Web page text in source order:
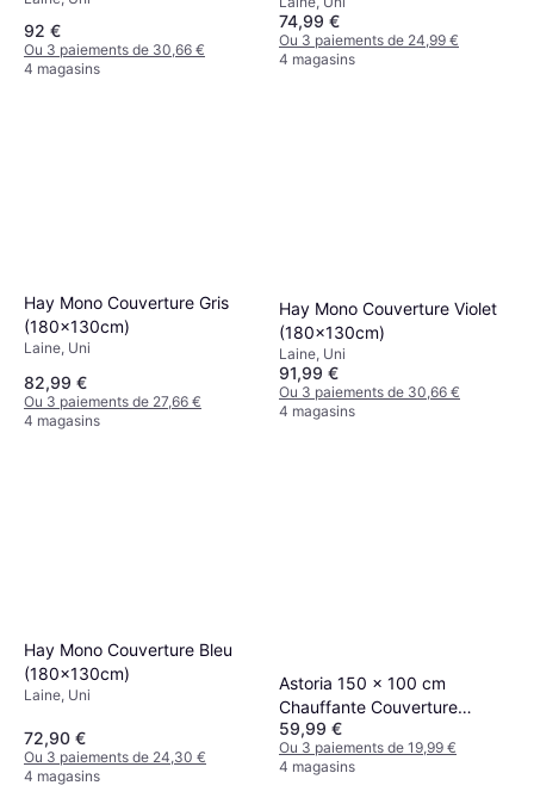
92 €
Ou 3 paiements de 30,66 €
4 magasins
74,99 €
Ou 3 paiements de 24,99 €
4 magasins
Hay Mono Couverture Gris
(180x130cm)
Laine, Uni
82,99 €
Ou 3 paiements de 27,66 €
4 magasins
Hay Mono Couverture Violet
(180x130cm)
Laine, Uni
91,99 €
Ou 3 paiements de 30,66 €
4 magasins
Hay Mono Couverture Bleu
(180x130cm)
Laine, Uni
72,90 €
Ou 3 paiements de 24,30 €
4 magasins
Astoria 150 x 100 cm
Chauffante Couverture
(150.1x100.1cm)
59,99 €
Ou 3 paiements de 19,99 €
4 magasins